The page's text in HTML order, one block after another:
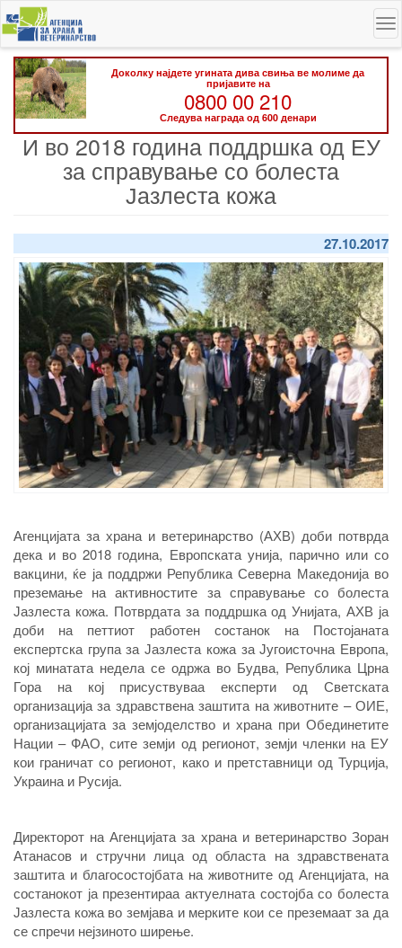
Skip
to
main
content
Доколку најдете угината дива свиња ве молиме да
пријавите на
0800 00 210
Следува награда од 600 денари
И во 2018 година поддршка од ЕУ
за справување со болеста
Јазлеста кожа
27.10.2017
Агенцијата за храна и ветеринарство (АХВ) доби потврда
дека и во 2018 година, Европската унија, парично или со
вакцини, ќе ја поддржи Република Северна Македонија во
преземање на активностите за справување со болеста
Јазлеста кожа. Потврдата за поддршка од Унијата, АХВ ја
доби на петтиот работен состанок на Постојаната
експертска група за Јазлеста кожа за Југоисточна Европа,
кој минатата недела се одржа во Будва, Република Црна
Гора на кој присуствуваа експерти од Светската
организација за здравствена заштита на животните – ОИЕ,
oрганизацијата за земјоделство и храна при Обединетите
Нации – ФАО, сите земји од регионот, земји членки на ЕУ
кои граничат со регионот, како и претставници од Турција,
Украина и Русија.
Директорот на Агенцијата за храна и ветеринарство Зоран
Атанасов и стручни лица од областа на здравствената
заштита и благосостојбата на животните од Агенцијата, на
состанокот ја презентираа актуелната состојба со болеста
Јазлеста кожа во земјава и мерките кои се преземаат за да
се спречи нејзиното ширење.